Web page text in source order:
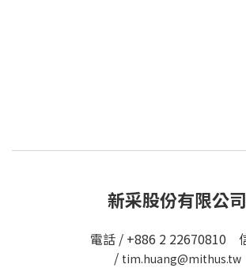
新采股份有限公司
電話 / +886 2 22670810
/ tim.huang@mithus.tw